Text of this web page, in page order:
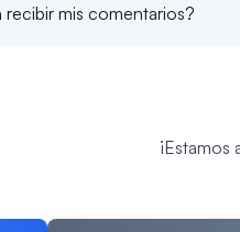
mis comentarios?